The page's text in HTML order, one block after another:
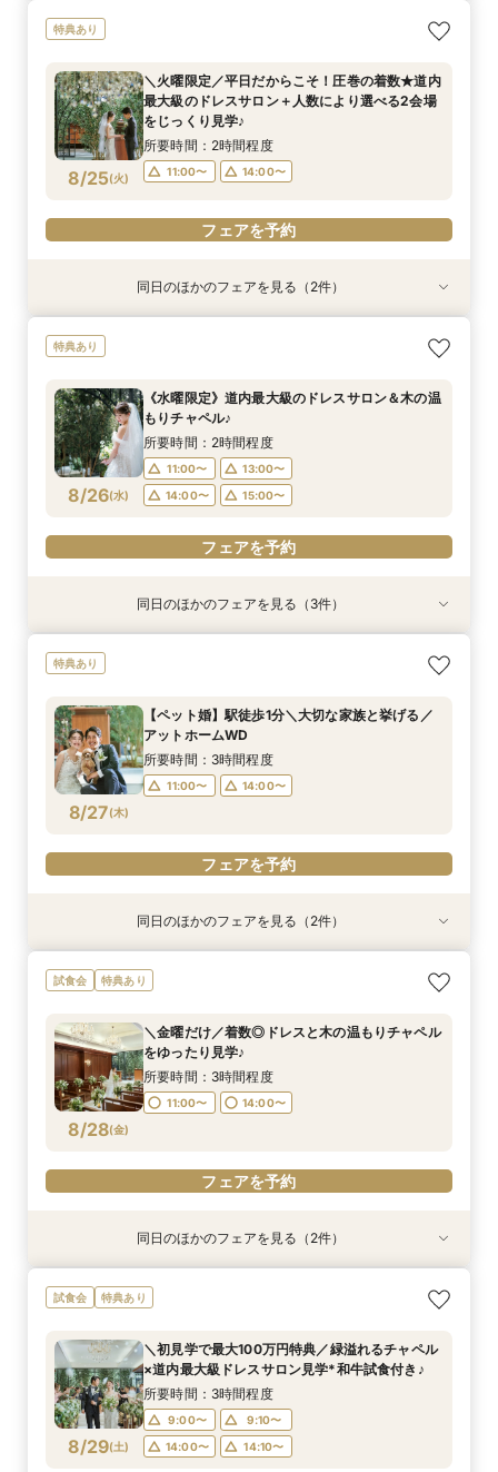
8/24(月)
【自宅で安心◎スマホやPCで参加】オンライン
式場相談×見積もり相談フェア☆OPEN1周年記念
所要時間：2時間程度
11:00〜
15:00〜
8/24(月)
【ペット婚】駅徒歩1分＼大切な家族と挙げる／
11:00〜 14:00〜
フェアを予約
特典あり
8/25(火)
＼火曜限定／平日だからこそ！圧巻の着数★道内
最大級のドレスサロン＋人数により選べる2会場
をじっくり見学♪
所要時間：2時間程度
11:00〜 14:00〜
フェアを予約
8/25(火)
【自宅で安心◎スマホやPCで参加】オンライン
式場相談×見積もり相談フェア☆OPEN1周年記念
所要時間：2時間程度
15:00〜
フェアを予約
8/25(火)
【ペット婚】駅徒歩1分＼大切な家族と挙げる／
11:00〜
フェアを予約
同日のほかのフェアを見る（2件）
特典あり
8/26(水)
《水曜限定》道内最大級のドレスサロン＆木の温
もりチャペル♪
所要時間：2時間程度
11:00〜
13:00〜
14:00〜
15:00〜
フェアを予約
8/26(水)
【自宅で安心◎スマホやPCで参加】オンライン
式場相談×見積もり相談フェア☆OPEN1周年記念
所要時間：2時間程度
15:00〜
8/26(水)
【ペット婚】駅徒歩1分＼大切な家族と挙げる／
11:00〜 14:00〜
8/26(水)
《水曜限定》選べる2つのチャペル＆2つの会場
11:00〜
13:00〜
14:00〜
15:00〜
同日のほかのフェアを見る（3件）
特典あり
8/27(木)
【ペット婚】駅徒歩1分＼大切な家族と挙げる／
アットホームWD
所要時間：3時間程度
11:00〜 14:00〜
フェアを予約
8/27(木)
【自宅で安心◎スマホやPCで参加】オンライン
式場相談×見積もり相談フェア☆OPEN1周年記念
所要時間：2時間程度
15:00〜
特典あり
8/27(木)
<木曜限定>平日も嬉しい和牛試食付♪おもてなし
重視必見フェア★
11:00〜
同日のほかのフェアを見る（2件）
試食会 特典あり
8/28(金)
＼金曜だけ／着数◎ドレスと木の温もりチャペル
をゆったり見学♪
所要時間：3時間程度
11:00〜 14:00〜
フェアを予約
8/28(金)
【自宅で安心◎スマホやPCで参加】オンライン
式場相談×見積もり相談フェア☆OPEN1周年記念
所要時間：2時間程度
15:00〜
フェアを予約
8/28(金)
【ペット婚】駅徒歩1分＼大切な家族と挙げる／
アットホームWD
11:00〜 14:00〜
フェアを予約
同日のほかのフェアを見る（2件）
試食会 特典あり
8/29(土)
＼初見学で最大100万円特典／緑溢れるチャペル
×道内最大級ドレスサロン見学*和牛試食付き♪
所要時間：3時間程度
9:00〜
9:10〜
14:00〜
14:10〜